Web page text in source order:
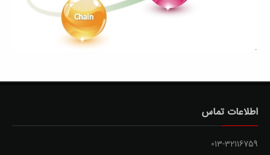
اطلاعات تماس
013-32116759